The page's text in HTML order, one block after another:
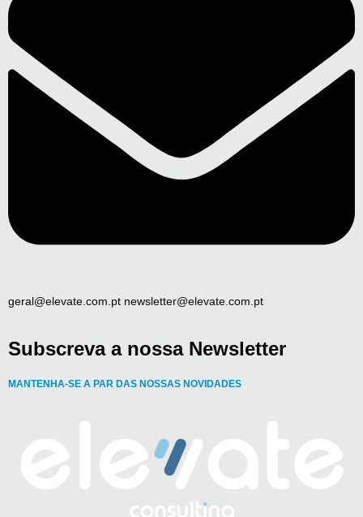
geral@elevate.com.pt newsletter@elevate.com.pt
Subscreva a nossa Newsletter
MANTENHA-SE A PAR DAS NOSSAS NOVIDADES